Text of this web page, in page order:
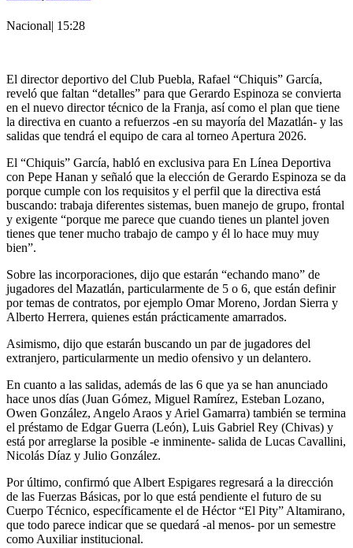
Nacional| 15:28
El director deportivo del Club Puebla, Rafael “Chiquis” García,
reveló que faltan “detalles” para que Gerardo Espinoza se convierta
en el nuevo director técnico de la Franja, así como el plan que tiene
la directiva en cuanto a refuerzos -en su mayoría del Mazatlán- y las
salidas que tendrá el equipo de cara al torneo Apertura 2026.
El “Chiquis” García, habló en exclusiva para En Línea Deportiva
con Pepe Hanan y señaló que la elección de Gerardo Espinoza se da
porque cumple con los requisitos y el perfil que la directiva está
buscando: trabaja diferentes sistemas, buen manejo de grupo, frontal
y exigente “porque me parece que cuando tienes un plantel joven
tienes que tener mucho trabajo de campo y él lo hace muy muy
bien”.
Sobre las incorporaciones, dijo que estarán “echando mano” de
jugadores del Mazatlán, particularmente de 5 o 6, que están definir
por temas de contratos, por ejemplo Omar Moreno, Jordan Sierra y
Alberto Herrera, quienes están prácticamente amarrados.
Asimismo, dijo que estarán buscando un par de jugadores del
extranjero, particularmente un medio ofensivo y un delantero.
En cuanto a las salidas, además de las 6 que ya se han anunciado
hace unos días (Juan Gómez, Miguel Ramírez, Esteban Lozano,
Owen González, Angelo Araos y Ariel Gamarra) también se termina
el préstamo de Edgar Guerra (León), Luis Gabriel Rey (Chivas) y
está por arreglarse la posible -e inminente- salida de Lucas Cavallini,
Nicolás Díaz y Julio González.
Por último, confirmó que Albert Espigares regresará a la dirección
de las Fuerzas Básicas, por lo que está pendiente el futuro de su
Cuerpo Técnico, específicamente el de Héctor “El Pity” Altamirano,
que todo parece indicar que se quedará -al menos- por un semestre
como Auxiliar institucional.